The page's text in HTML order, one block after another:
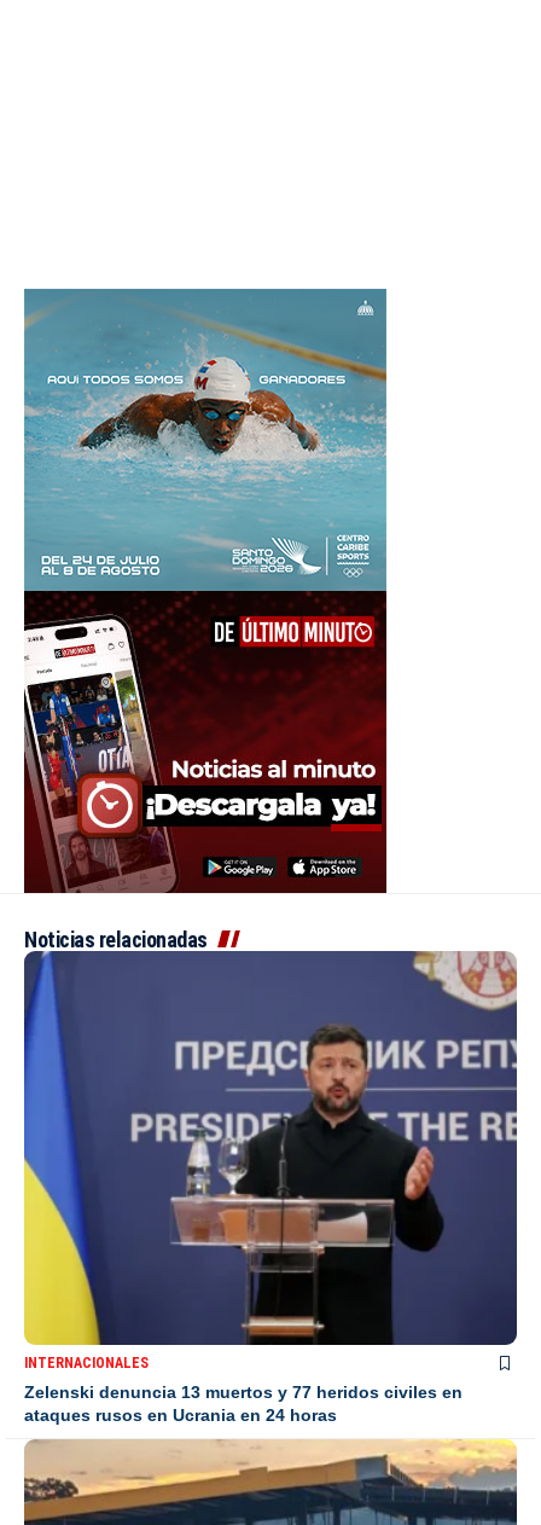
Noticias relacionadas
INTERNACIONALES
Zelenski denuncia 13 muertos y 77 heridos civiles en
ataques rusos en Ucrania en 24 horas